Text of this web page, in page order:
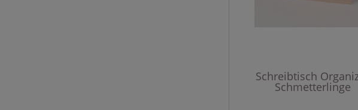
Schreibtisch
Schmetterlinge